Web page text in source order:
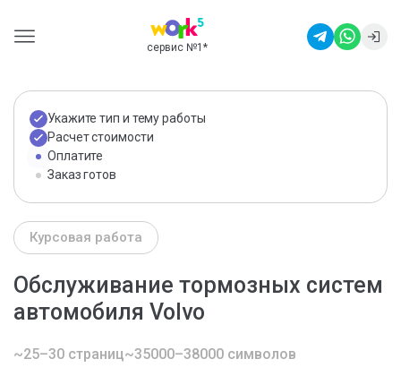
сервис №1 *
Укажите тип и тему работы
Расчет стоимости
Оплатите
Заказ готов
Курсовая работа
Обслуживание тормозных систем
автомобиля Volvo
~25–30 страниц~35000–38000 символов